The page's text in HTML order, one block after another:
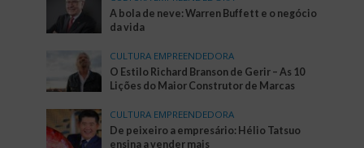
A bola de neve: Warren Buffett e o negócio
da vida
CULTURA EMPREENDEDORA
O Estilo Richard Branson de Gerir – As 10
Lições do Maior Construtor de Marcas
CULTURA EMPREENDEDORA
De peixeiro a empresário: Hélio Tatsuo
ensina a vender mais